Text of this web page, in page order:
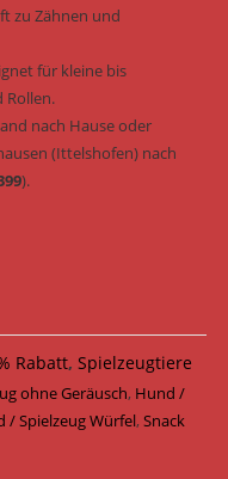
zu Zähnen und
für kleine bis
Rollen.
nach Hause oder
(Ittelshofen) nach
).
Rabatt, Spielzeugtiere
ohne Geräusch, Hund /
/ Spielzeug Würfel,Snack